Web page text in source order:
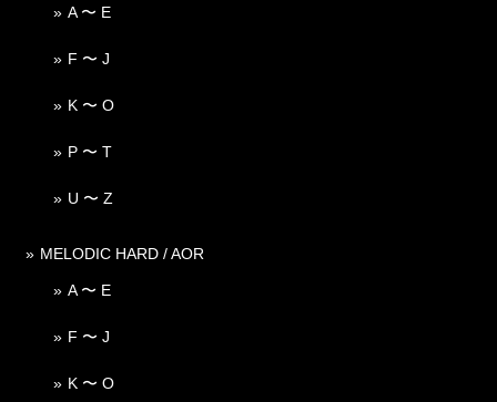
A 〜 E
F 〜 J
K 〜 O
P 〜 T
U 〜 Z
MELODIC HARD / AOR
A 〜 E
F 〜 J
K 〜 O